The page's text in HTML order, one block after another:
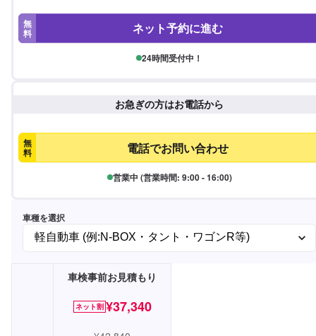
無
料 ネット予約に進む
24時間受付中！
お急ぎの方はお電話から
無
料 電話でお問い合わせ
営業中 (営業時間: 9:00 - 16:00)
車種を選択
車検事前お見積もり
ネット割 ¥37,340